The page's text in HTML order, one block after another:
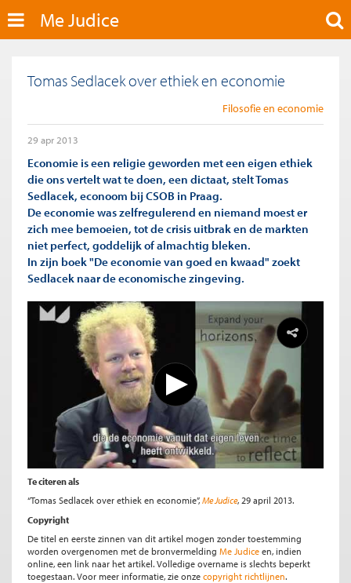
Me Judice
Tomas Sedlacek over ethiek en economie
Filosofie en economie
29 apr 2013
Economie is een religie geworden met een eigen ethiek
die ons vertelt wat te doen, een dictaat, stelt Tomas
Sedlacek, econoom bij CSOB in Praag.
De economie was zelfregulerend en niemand moest er
zich mee bemoeien, tot de crisis uitbrak en de markten
niet perfect, goddelijk of almachtig bleken.
In zijn boek "De economie van goed en kwaad" zoekt
Sedlacek naar de economische zingeving.
Te citeren als
“Tomas Sedlacek over ethiek en economie”, Me Judice, 29 april 2013.
Copyright
De titel en eerste zinnen van dit artikel mogen zonder toestemming
worden overgenomen met de bronvermelding Me Judice en, indien
online, een link naar het artikel. Volledige overname is slechts beperkt
toegestaan. Voor meer informatie, zie onze copyright richtlijnen.